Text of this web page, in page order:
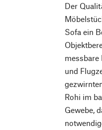
Der
Sofa ein
messbare
und
Rohi im
Gewebe,